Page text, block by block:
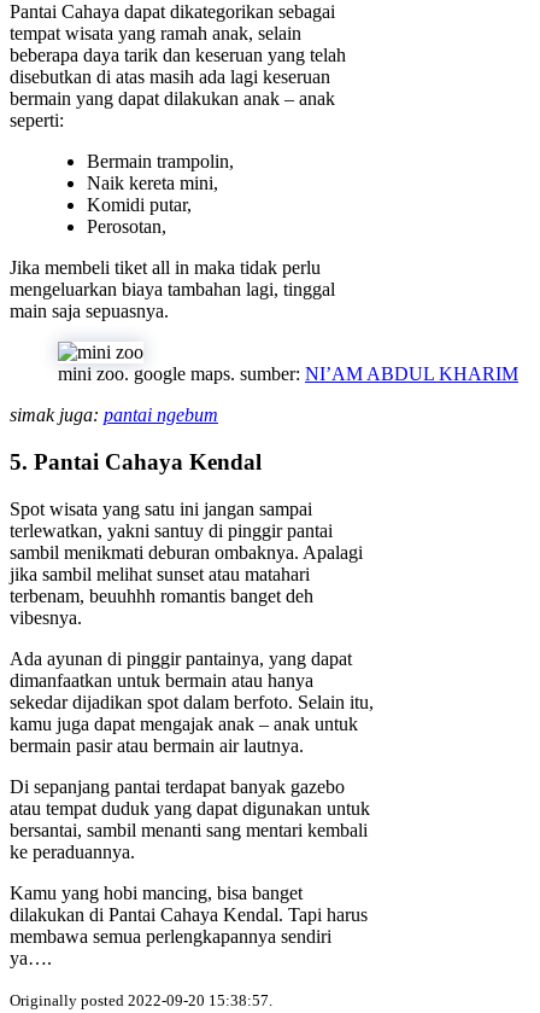
Pantai Cahaya dapat dikategorikan sebagai
tempat wisata yang ramah anak, selain
beberapa daya tarik dan keseruan yang telah
disebutkan di atas masih ada lagi keseruan
bermain yang dapat dilakukan anak – anak
seperti:
Bermain trampolin,
Naik kereta mini,
Komidi putar,
Perosotan,
Jika membeli tiket all in maka tidak perlu
mengeluarkan biaya tambahan lagi, tinggal
main saja sepuasnya.
mini zoo. google maps. sumber: NI’AM ABDUL KHARIM
simak juga: pantai ngebum
5. Pantai Cahaya Kendal
Spot wisata yang satu ini jangan sampai
terlewatkan, yakni santuy di pinggir pantai
sambil menikmati deburan ombaknya. Apalagi
jika sambil melihat sunset atau matahari
terbenam, beuuhhh romantis banget deh
vibesnya.
Ada ayunan di pinggir pantainya, yang dapat
dimanfaatkan untuk bermain atau hanya
sekedar dijadikan spot dalam berfoto. Selain itu,
kamu juga dapat mengajak anak – anak untuk
bermain pasir atau bermain air lautnya.
Di sepanjang pantai terdapat banyak gazebo
atau tempat duduk yang dapat digunakan untuk
bersantai, sambil menanti sang mentari kembali
ke peraduannya.
Kamu yang hobi mancing, bisa banget
dilakukan di Pantai Cahaya Kendal. Tapi harus
membawa semua perlengkapannya sendiri
ya….
Originally posted 2022-09-20 15:38:57.